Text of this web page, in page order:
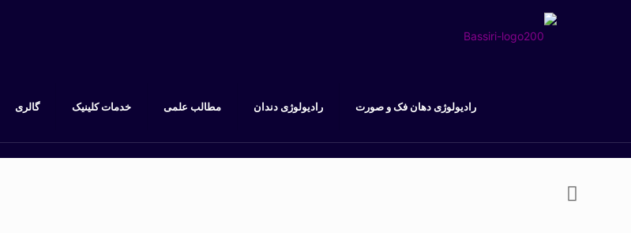
رادیولوژی دهان فک و صورت رادیولوژی دندان مطالب علمی خدمات کلینیک گالری